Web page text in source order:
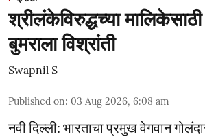
श्रीलंकेविरुद्धच्या
बुमराला विश्रांती
Swapnil S
Published on: 03 Aug 2026, 6:08 am
नवी दिल्ली: भारताचा प्रमुख वेगवान